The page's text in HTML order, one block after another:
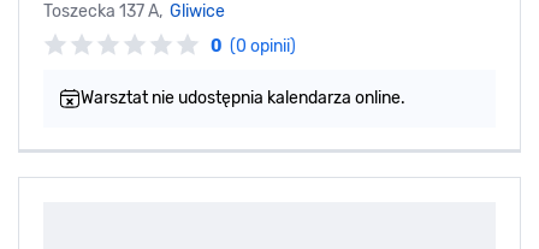
Toszecka 137 A, Gliwice
0 (0 opinii)
Warsztat nie udostępnia kalendarza online.